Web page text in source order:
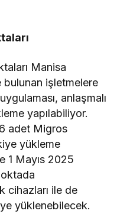
Manisa
işletmelere
anlaşmalı
yapılabiliyor.
adet Migros
yükleme
1 Mayıs 2025
cihazları ile de
yüklenebilecek.